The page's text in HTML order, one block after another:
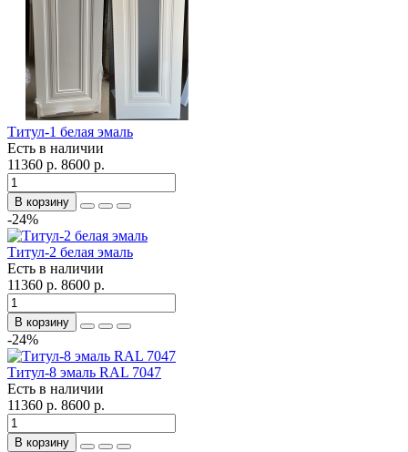
Титул-1 белая эмаль
Есть в наличии
11360 р. 8600 р.
В корзину
-24%
Титул-2 белая эмаль
Есть в наличии
11360 р. 8600 р.
В корзину
-24%
Титул-8 эмаль RAL 7047
Есть в наличии
11360 р. 8600 р.
В корзину